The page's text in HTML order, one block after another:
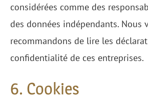
considérées comme des
des données indépendants. Nous
recommandons de lire les
confidentialité de ces entreprises.
6. Cookies